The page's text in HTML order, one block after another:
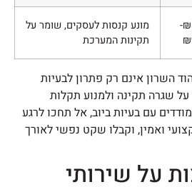
₪500-
מונע קנסות לעסקים, שומר על
תקינות המערכת
השרון אינם רק פתרון לבעיות
שגרה תקינה ולמנוע תקלות
עם בעיות ביוב, אל תחכו לרגע
ואמין, וקבלו שקט נפשי לאורך
על שירותי